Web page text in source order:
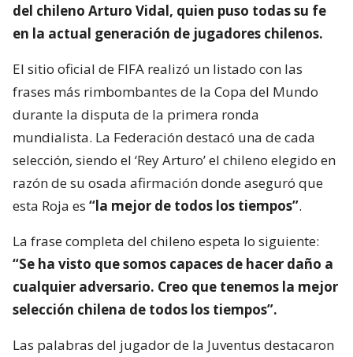
del chileno Arturo Vidal, quien puso todas su fe
en la actual generación de jugadores chilenos.
El sitio oficial de FIFA realizó un listado con las
frases más rimbombantes de la Copa del Mundo
durante la disputa de la primera ronda
mundialista. La Federación destacó una de cada
selección, siendo el ‘Rey Arturo’ el chileno elegido en
razón de su osada afirmación donde aseguró que
esta Roja es “la mejor de todos los tiempos”.
La frase completa del chileno espeta lo siguiente:
“Se ha visto que somos capaces de hacer daño a
cualquier adversario. Creo que tenemos la mejor
selección chilena de todos los tiempos”.
Las palabras del jugador de la Juventus destacaron